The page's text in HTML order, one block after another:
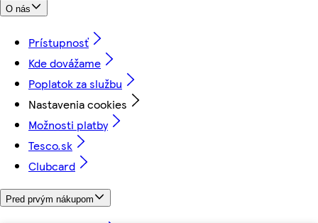
O nás
Prístupnosť
Kde dovážame
Poplatok za službu
Nastavenia cookies
Možnosti platby
Tesco.sk
Clubcard
Pred prvým nákupom